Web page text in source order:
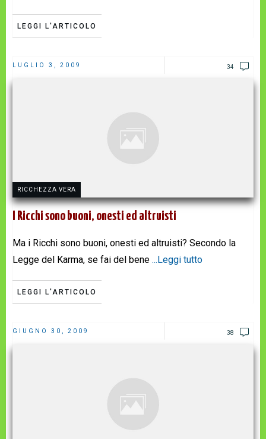
LEGGI L'ARTICOLO
LUGLIO 3, 2009 34
RICCHEZZA VERA
I Ricchi sono buoni, onesti ed altruisti
Ma i Ricchi sono buoni, onesti ed altruisti? Secondo la
Legge del Karma, se fai del bene ...Leggi tutto
LEGGI L'ARTICOLO
GIUGNO 30, 2009 38